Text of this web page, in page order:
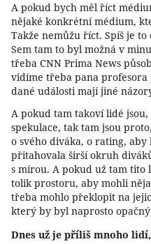
A pokud bych měl říct
nějaké konkrétní médium,
Takže nemůžu říct. Spíš je
Sem tam to byl možná v
třeba CNN Prima News
vidíme třeba pana
dané události mají jiné
A pokud tam takoví lidé
spekulace, tak tam jsou
o svého diváka, o rating,
přitahovala širší okruh
s mírou. A pokud už tam tito
tolik prostoru, aby mohli
třeba mohlo překlopit na
který by byl naprosto
Dnes už je příliš mnoho